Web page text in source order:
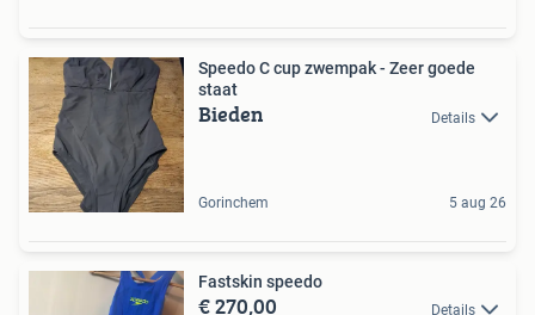
Speedo C cup zwempak - Zeer goede
staat
Bieden Details
Gorinchem 5 aug 26
Fastskin speedo
€ 270,00 Details